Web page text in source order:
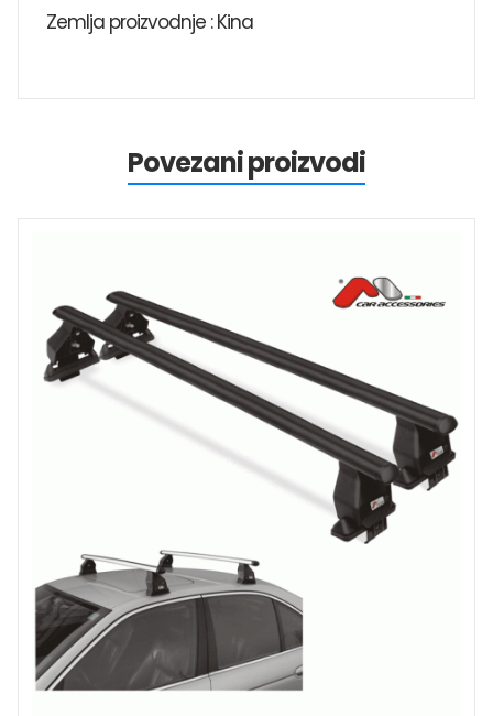
Zemlja proizvodnje : Kina
Povezani proizvodi